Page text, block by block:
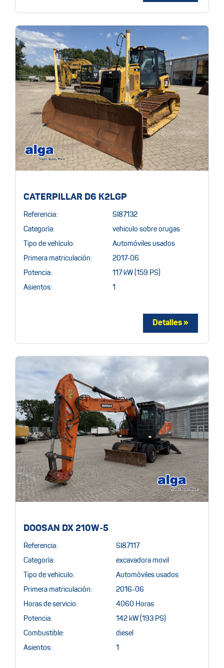
CATERPILLAR D6 K2LGP
Referencia: SI87132
Categoría: vehiculo sobre orugas
Tipo de vehículo: Automóviles usados
Primera matriculación: 2017-06
Potencia: 117 kW (159 PS)
Asientos: 1
DOOSAN DX 210W-5
Referencia: SI87117
Categoría: excavadora movil
Tipo de vehículo: Automóviles usados
Primera matriculación: 2016-06
Horas de servicio: 4060 Horas
Potencia: 142 kW (193 PS)
Combustible: diesel
Asientos: 1